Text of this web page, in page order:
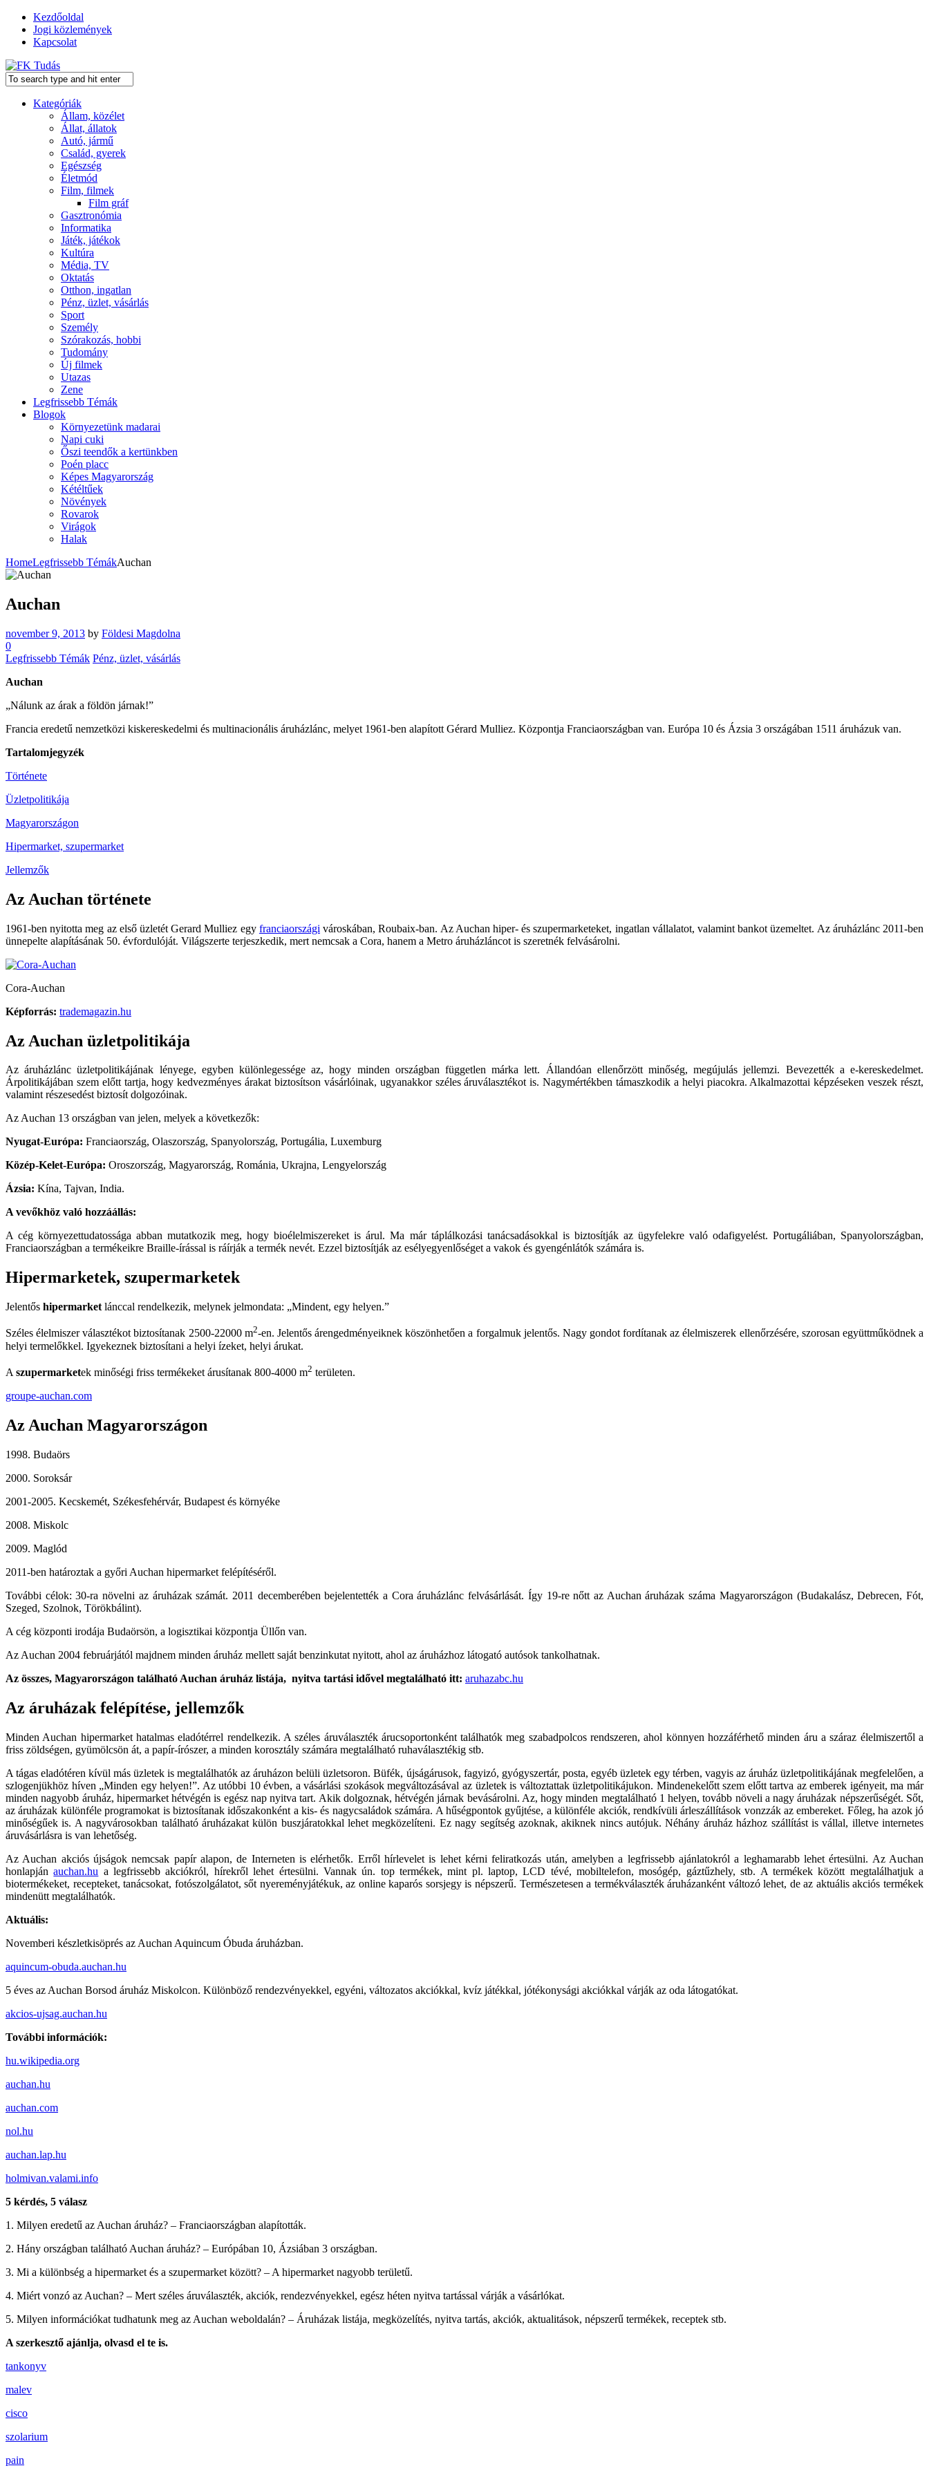
Kezdőoldal
Jogi közlemények
Kapcsolat
Kategóriák
Állam, közélet
Állat, állatok
Autó, jármű
Család, gyerek
Egészség
Életmód
Film, filmek
Film gráf
Gasztronómia
Informatika
Játék, játékok
Kultúra
Média, TV
Oktatás
Otthon, ingatlan
Pénz, üzlet, vásárlás
Sport
Személy
Szórakozás, hobbi
Tudomány
Új filmek
Utazas
Zene
Legfrissebb Témák
Blogok
Környezetünk madarai
Napi cuki
Őszi teendők a kertünkben
Poén placc
Képes Magyarország
Kétéltűek
Növények
Rovarok
Virágok
Halak
HomeLegfrissebb TémákAuchan
Auchan
november 9, 2013 by Földesi Magdolna
0
Legfrissebb Témák Pénz, üzlet, vásárlás
Auchan
„Nálunk az árak a földön járnak!”
Francia eredetű nemzetközi kiskereskedelmi és multinacionális áruházlánc, melyet 1961-ben alapított Gérard Mulliez. Központja Franciaországban van. Európa 10 és Ázsia 3 országában 1511 áruházuk van.
Tartalomjegyzék
Története
Üzletpolitikája
Magyarországon
Hipermarket, szupermarket
Jellemzők
Az Auchan története
1961-ben nyitotta meg az első üzletét Gerard Mulliez egy franciaországi városkában, Roubaix-ban. Az Auchan hiper- és szupermarketeket, ingatlan vállalatot, valamint bankot üzemeltet. Az áruházlánc 2011-ben
ünnepelte alapításának 50. évfordulóját. Világszerte terjeszkedik, mert nemcsak a Cora, hanem a Metro áruházláncot is szeretnék felvásárolni.
Cora-Auchan
Képforrás: trademagazin.hu
Az Auchan üzletpolitikája
Az áruházlánc üzletpolitikájának lényege, egyben különlegessége az, hogy minden országban független márka lett. Állandóan ellenőrzött minőség, megújulás jellemzi. Bevezették a e-kereskedelmet.
Árpolitikájában szem előtt tartja, hogy kedvezményes árakat biztosítson vásárlóinak, ugyanakkor széles áruválasztékot is. Nagymértékben támaszkodik a helyi piacokra. Alkalmazottai képzéseken veszek részt,
valamint részesedést biztosít dolgozóinak.
Az Auchan 13 országban van jelen, melyek a következők:
Nyugat-Európa: Franciaország, Olaszország, Spanyolország, Portugália, Luxemburg
Közép-Kelet-Európa: Oroszország, Magyarország, Románia, Ukrajna, Lengyelország
Ázsia: Kína, Tajvan, India.
A vevőkhöz való hozzáállás:
A cég környezettudatossága abban mutatkozik meg, hogy bioélelmiszereket is árul. Ma már táplálkozási tanácsadásokkal is biztosítják az ügyfelekre való odafigyelést. Portugáliában, Spanyolországban,
Franciaországban a termékeikre Braille-írással is ráírják a termék nevét. Ezzel biztosítják az esélyegyenlőséget a vakok és gyengénlátók számára is.
Hipermarketek, szupermarketek
Jelentős hipermarket lánccal rendelkezik, melynek jelmondata: „Mindent, egy helyen.”
Széles élelmiszer választékot biztosítanak 2500-22000 m2-en. Jelentős árengedményeiknek köszönhetően a forgalmuk jelentős. Nagy gondot fordítanak az élelmiszerek ellenőrzésére, szorosan együttműködnek a
helyi termelőkkel. Igyekeznek biztosítani a helyi ízeket, helyi árukat.
A szupermarketek minőségi friss termékeket árusítanak 800-4000 m2 területen.
groupe-auchan.com
Az Auchan Magyarországon
1998. Budaörs
2000. Soroksár
2001-2005. Kecskemét, Székesfehérvár, Budapest és környéke
2008. Miskolc
2009. Maglód
2011-ben határoztak a győri Auchan hipermarket felépítéséről.
További célok: 30-ra növelni az áruházak számát. 2011 decemberében bejelentették a Cora áruházlánc felvásárlását. Így 19-re nőtt az Auchan áruházak száma Magyarországon (Budakalász, Debrecen, Fót,
Szeged, Szolnok, Törökbálint).
A cég központi irodája Budaörsön, a logisztikai központja Üllőn van.
Az Auchan 2004 februárjától majdnem minden áruház mellett saját benzinkutat nyitott, ahol az áruházhoz látogató autósok tankolhatnak.
Az összes, Magyarországon található Auchan áruház listája, nyitva tartási idővel megtalálható itt: aruhazabc.hu
Az áruházak felépítése, jellemzők
Minden Auchan hipermarket hatalmas eladótérrel rendelkezik. A széles áruválaszték árucsoportonként találhatók meg szabadpolcos rendszeren, ahol könnyen hozzáférhető minden áru a száraz élelmiszertől a
friss zöldségen, gyümölcsön át, a papír-írószer, a minden korosztály számára megtalálható ruhaválasztékig stb.
A tágas eladótéren kívül más üzletek is megtalálhatók az áruházon belüli üzletsoron. Büfék, újságárusok, fagyizó, gyógyszertár, posta, egyéb üzletek egy térben, vagyis az áruház üzletpolitikájának megfelelően, a
szlogenjükhöz híven „Minden egy helyen!”. Az utóbbi 10 évben, a vásárlási szokások megváltozásával az üzletek is változtattak üzletpolitikájukon. Mindenekelőtt szem előtt tartva az emberek igényeit, ma már
minden nagyobb áruház, hipermarket hétvégén is egész nap nyitva tart. Akik dolgoznak, hétvégén járnak bevásárolni. Az, hogy minden megtalálható 1 helyen, tovább növeli a nagy áruházak népszerűségét. Sőt,
az áruházak különféle programokat is biztosítanak időszakonként a kis- és nagycsaládok számára. A hűségpontok gyűjtése, a különféle akciók, rendkívüli árleszállítások vonzzák az embereket. Főleg, ha azok jó
minőségűek is. A nagyvárosokban található áruházakat külön buszjáratokkal lehet megközelíteni. Ez nagy segítség azoknak, akiknek nincs autójuk. Néhány áruház házhoz szállítást is vállal, illetve internetes
áruvásárlásra is van lehetőség.
Az Auchan akciós újságok nemcsak papír alapon, de Interneten is elérhetők. Erről hírlevelet is lehet kérni feliratkozás után, amelyben a legfrissebb ajánlatokról a leghamarabb lehet értesülni. Az Auchan
honlapjánauchan.hu a legfrissebb akciókról, hírekről lehet értesülni. Vannak ún. top termékek, mint pl. laptop, LCD tévé, mobiltelefon, mosógép, gáztűzhely, stb. A termékek között megtalálhatjuk a
biotermékeket, recepteket, tanácsokat, fotószolgálatot, sőt nyereményjátékuk, az online kaparós sorsjegy is népszerű. Természetesen a termékválaszték áruházanként változó lehet, de az aktuális akciós termékek
mindenütt megtalálhatók.
Aktuális:
Novemberi készletkisöprés az Auchan Aquincum Óbuda áruházban.
aquincum-obuda.auchan.hu
5 éves az Auchan Borsod áruház Miskolcon. Különböző rendezvényekkel, egyéni, változatos akciókkal, kvíz játékkal, jótékonysági akciókkal várják az oda látogatókat.
akcios-ujsag.auchan.hu
További információk:
hu.wikipedia.org
auchan.hu
auchan.com
nol.hu
auchan.lap.hu
holmivan.valami.info
5 kérdés, 5 válasz
1. Milyen eredetű az Auchan áruház? – Franciaországban alapították.
2. Hány országban található Auchan áruház? – Európában 10, Ázsiában 3 országban.
3. Mi a különbség a hipermarket és a szupermarket között? – A hipermarket nagyobb területű.
4. Miért vonzó az Auchan? – Mert széles áruválaszték, akciók, rendezvényekkel, egész héten nyitva tartással várják a vásárlókat.
5. Milyen információkat tudhatunk meg az Auchan weboldalán? – Áruházak listája, megközelítés, nyitva tartás, akciók, aktualitások, népszerű termékek, receptek stb.
A szerkesztő ajánlja, olvasd el te is.
tankonyv
malev
cisco
szolarium
pain